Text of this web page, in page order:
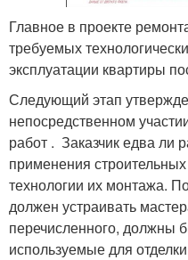
Главное в проекте
требуемых
эксплуатации квартиры
Следующий этап
непосредственном
работ . Заказчик едва ли
применения
технологии их монтажа.
должен устраивать
перечисленного, должны
используемые для